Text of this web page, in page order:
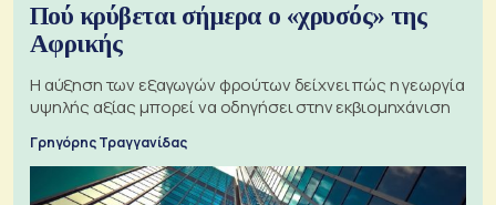
Πού κρύβεται σήμερα ο «χρυσός» της
Αφρικής
Η αύξηση των εξαγωγών φρούτων δείχνει πώς η γεωργία
υψηλής αξίας μπορεί να οδηγήσει στην εκβιομηχάνιση
Γρηγόρης Τραγγανίδας